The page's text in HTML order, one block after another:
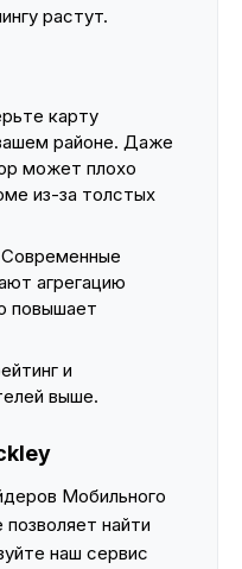
растут.
карту
районе. Даже
может плохо
из-за толстых
Современные
агрегацию
повышает
и
выше.
Мобильного
найти
наш сервис